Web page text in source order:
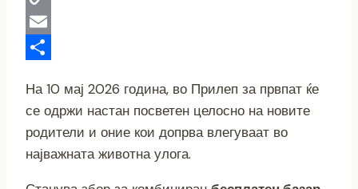
Copy
Link
Email
На 10 мај 2026 година, во Прилеп за првпат ќе
се одржи настан посветен целосно на новите
родители и оние кои допрва влегуваат во
најважната животна улога.